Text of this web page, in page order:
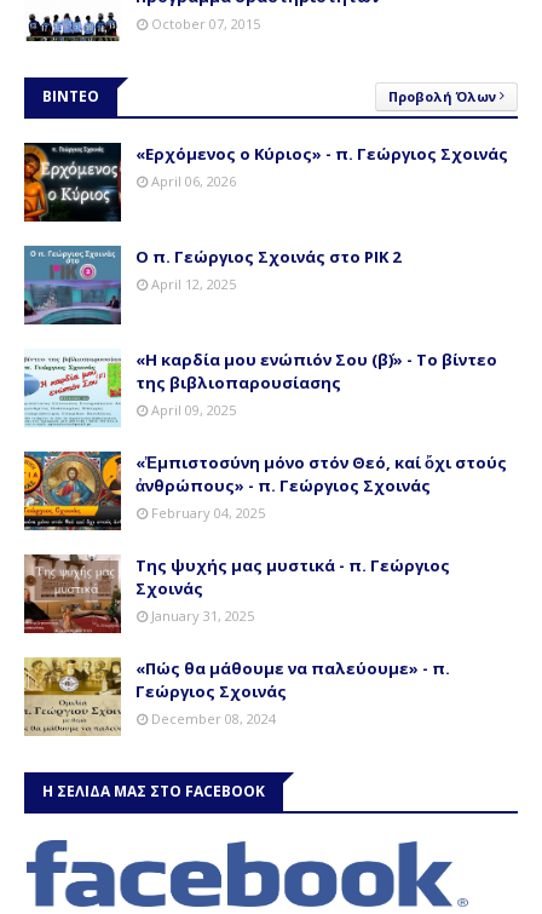
October 07, 2015
ΒΙΝΤΕΟ Προβολή Όλων
«Ερχόμενος ο Κύριος» - π. Γεώργιος Σχοινάς
April 06, 2026
Ο π. Γεώργιος Σχοινάς στο ΡΙΚ 2
April 12, 2025
«Η καρδία μου ενώπιόν Σου (β΄)» - Το βίντεο
της βιβλιοπαρουσίασης
April 09, 2025
«Ἐμπιστοσύνη μόνο στόν Θεό, καί ὄχι στούς
ἀνθρώπους» - π. Γεώργιος Σχοινάς
February 04, 2025
Της ψυχής μας μυστικά - π. Γεώργιος
Σχοινάς
January 31, 2025
«Πώς θα μάθουμε να παλεύουμε» - π.
Γεώργιος Σχοινάς
December 08, 2024
Η ΣΕΛΙΔΑ ΜΑΣ ΣΤΟ FACEBOOK